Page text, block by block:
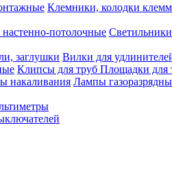
Клемники, колодки
потолочные
заглушки Вилки для
Клипсы для труб Площадки для
накаливания Лампы